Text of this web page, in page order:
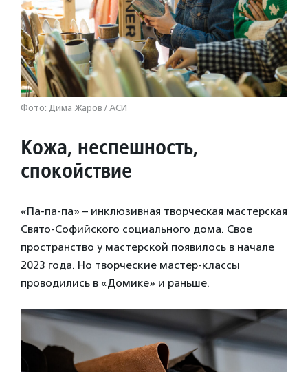
Фото: Дима Жаров / АСИ
Кожа, неспешность,
спокойствие
«Па-па-па» – инклюзивная творческая мастерская
Свято-Софийского социального дома. Свое
пространство у мастерской появилось в начале
2023 года. Но творческие мастер-классы
проводились в «Домике» и раньше.